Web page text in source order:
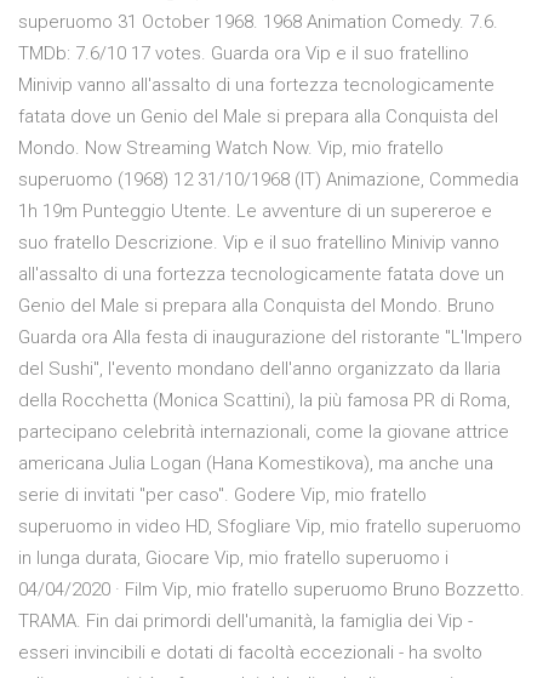
superuomo 31 October 1968. 1968 Animation Comedy. 7.6.
TMDb: 7.6/10 17 votes. Guarda ora Vip e il suo fratellino
Minivip vanno all'assalto di una fortezza tecnologicamente
fatata dove un Genio del Male si prepara alla Conquista del
Mondo. Now Streaming Watch Now. Vip, mio fratello
superuomo (1968) 12 31/10/1968 (IT) Animazione, Commedia
1h 19m Punteggio Utente. Le avventure di un supereroe e
suo fratello Descrizione. Vip e il suo fratellino Minivip vanno
all'assalto di una fortezza tecnologicamente fatata dove un
Genio del Male si prepara alla Conquista del Mondo. Bruno
Guarda ora Alla festa di inaugurazione del ristorante "L'Impero
del Sushi", l'evento mondano dell'anno organizzato da Ilaria
della Rocchetta (Monica Scattini), la più famosa PR di Roma,
partecipano celebrità internazionali, come la giovane attrice
americana Julia Logan (Hana Komestikova), ma anche una
serie di invitati "per caso". Godere Vip, mio fratello
superuomo in video HD, Sfogliare Vip, mio fratello superuomo
in lunga durata, Giocare Vip, mio fratello superuomo i
04/04/2020 · Film Vip, mio fratello superuomo Bruno Bozzetto.
TRAMA. Fin dai primordi dell'umanità, la famiglia dei Vip -
esseri invincibili e dotati di facoltà eccezionali - ha svolto